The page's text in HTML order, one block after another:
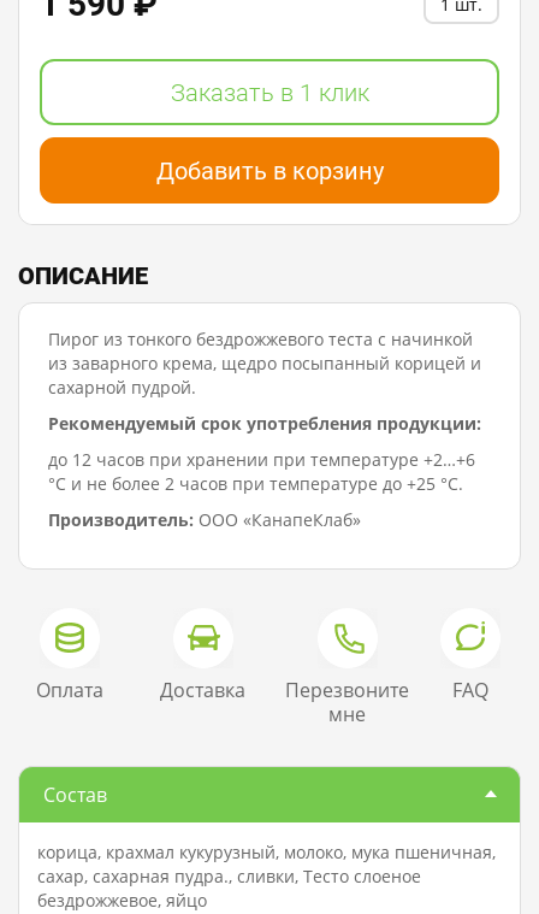
Заказать в 1 клик
Добавить в корзину
ОПИСАНИЕ
Пирог из тонкого бездрожжевого теста с начинкой
из заварного крема, щедро посыпанный корицей и
сахарной пудрой.
Рекомендуемый срок употребления продукции:
до 12 часов при хранении при температуре +2…+6
°C и не более 2 часов при температуре до +25 °C.
Производитель: ООО «КанапеКлаб»
Состав
корица, крахмал кукурузный, молоко, мука пшеничная,
сахар, сахарная пудра., сливки, Тесто слоеное
бездрожжевое, яйцо
Оплата Доставка
Перезвоните
мне
FAQ